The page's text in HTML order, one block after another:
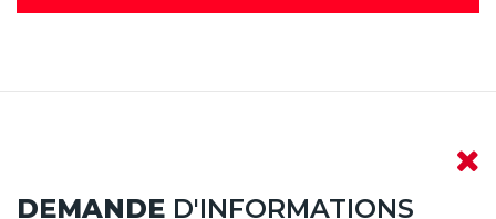
DEMANDE D'INFORMATIONS